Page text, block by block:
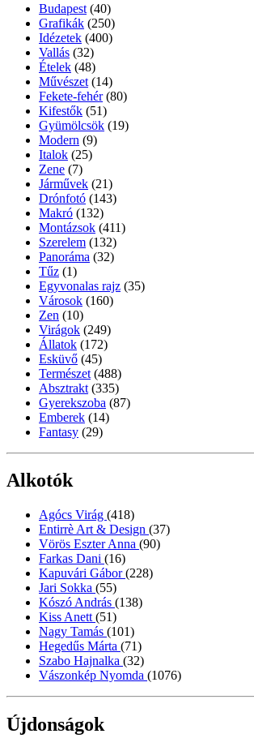
Budapest (40)
Grafikák (250)
Idézetek (400)
Vallás (32)
Ételek (48)
Művészet (14)
Fekete-fehér (80)
Kifestők (51)
Gyümölcsök (19)
Modern (9)
Italok (25)
Zene (7)
Járművek (21)
Drónfotó (143)
Makró (132)
Montázsok (411)
Szerelem (132)
Panoráma (32)
Tűz (1)
Egyvonalas rajz (35)
Városok (160)
Zen (10)
Virágok (249)
Állatok (172)
Esküvő (45)
Természet (488)
Absztrakt (335)
Gyerekszoba (87)
Emberek (14)
Fantasy (29)
Alkotók
Agócs Virág (418)
Entirrè Art & Design (37)
Vörös Eszter Anna (90)
Farkas Dani (16)
Kapuvári Gábor(228)
Jari Sokka (55)
Kószó András (138)
Kiss Anett (51)
Nagy Tamás (101)
Hegedűs Márta (71)
Szabo Hajnalka (32)
Vászonkép Nyomda (1076)
Újdonságok